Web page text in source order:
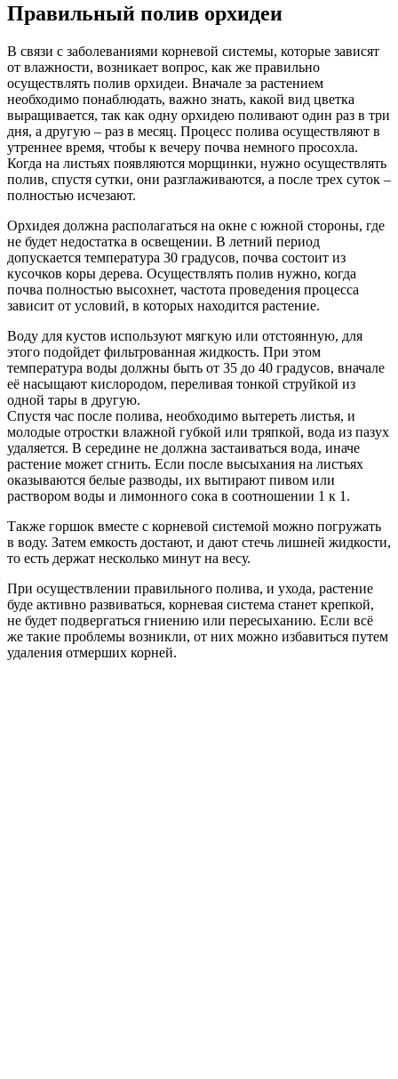
Правильный полив орхидеи
В связи с заболеваниями корневой системы, которые зависят
от влажности, возникает вопрос, как же правильно
осуществлять полив орхидеи. Вначале за растением
необходимо понаблюдать, важно знать, какой вид цветка
выращивается, так как одну орхидею поливают один раз в три
дня, а другую – раз в месяц. Процесс полива осуществляют в
утреннее время, чтобы к вечеру почва немного просохла.
Когда на листьях появляются морщинки, нужно осуществлять
полив, спустя сутки, они разглаживаются, а после трех суток –
полностью исчезают.
Орхидея должна располагаться на окне с южной стороны, где
не будет недостатка в освещении. В летний период
допускается температура 30 градусов, почва состоит из
кусочков коры дерева. Осуществлять полив нужно, когда
почва полностью высохнет, частота проведения процесса
зависит от условий, в которых находится растение.
Воду для кустов используют мягкую или отстоянную, для
этого подойдет фильтрованная жидкость. При этом
температура воды должны быть от 35 до 40 градусов, вначале
её насыщают кислородом, переливая тонкой струйкой из
одной тары в другую.
Спустя час после полива, необходимо вытереть листья, и
молодые отростки влажной губкой или тряпкой, вода из пазух
удаляется. В середине не должна застаиваться вода, иначе
растение может сгнить. Если после высыхания на листьях
оказываются белые разводы, их вытирают пивом или
раствором воды и лимонного сока в соотношении 1 к 1.
Также горшок вместе с корневой системой можно погружать
в воду. Затем емкость достают, и дают стечь лишней жидкости,
то есть держат несколько минут на весу.
При осуществлении правильного полива, и ухода, растение
буде активно развиваться, корневая система станет крепкой,
не будет подвергаться гниению или пересыханию. Если всё
же такие проблемы возникли, от них можно избавиться путем
удаления отмерших корней.